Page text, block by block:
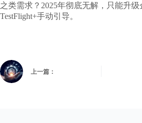
之类需求？2025年彻底无解，只能升级
TestFlight+手动引导。
上一篇：